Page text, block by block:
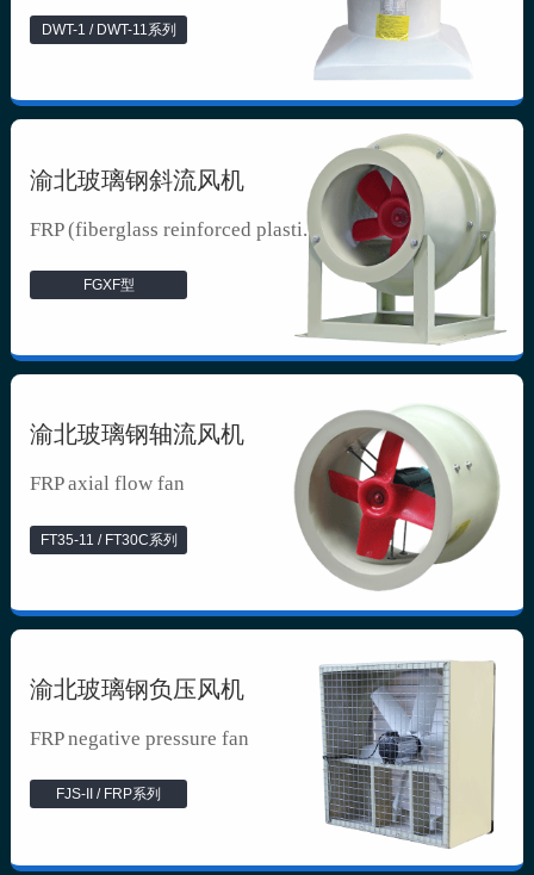
DWT-1 / DWT-11系列
渝北玻璃钢斜流风机
FRP (fiberglass reinforced plasti...
FGXF型
渝北玻璃钢轴流风机
FRP axial flow fan
FT35-11 / FT30C系列
渝北玻璃钢负压风机
FRP negative pressure fan
FJS-II / FRP系列